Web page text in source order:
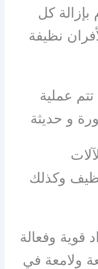
كل
نظيفة
عملية
و حديثة
وكذلك
قوية وفعالة
ولامعة في